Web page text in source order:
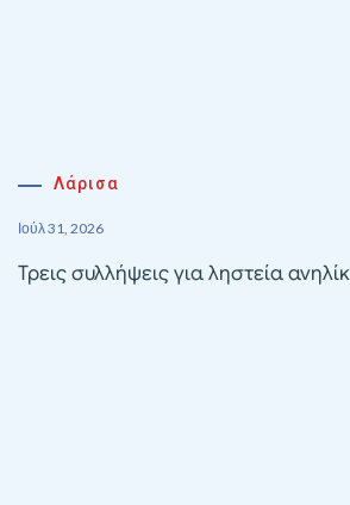
Λάρισα
Ιούλ 31, 2026
Τρεις συλλήψεις για ληστεία